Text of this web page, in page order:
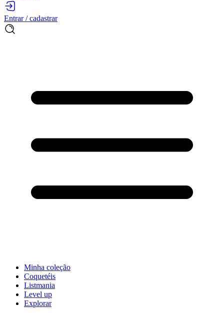
Entrar / cadastrar
Minha coleção
Coquetéis
Listmania
Level up
Explorar